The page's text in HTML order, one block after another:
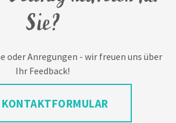
Sie?
oder Anregungen - wir freuen uns über
Ihr Feedback!